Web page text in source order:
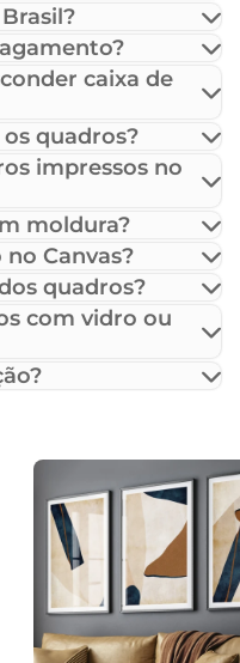
caixa de
quadros?
impressos no
moldura?
Canvas?
quadros?
com vidro ou